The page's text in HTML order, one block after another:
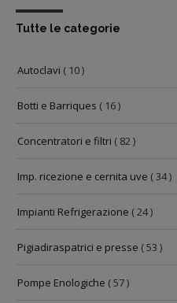
Tutte le categorie
Autoclavi ( 10 )
Botti e Barriques ( 16 )
Concentratori e filtri ( 82 )
Imp. ricezione e cernita uve ( 34 )
Impianti Refrigerazione ( 24 )
Pigiadiraspatrici e presse ( 53 )
Pompe Enologiche ( 57 )